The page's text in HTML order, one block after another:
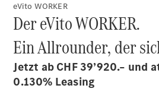
eVito WORKER
Der eVito WORKER.
Ein Allrounder, der
Jetzt ab CHF 39’920.– und
0.130% Leasing